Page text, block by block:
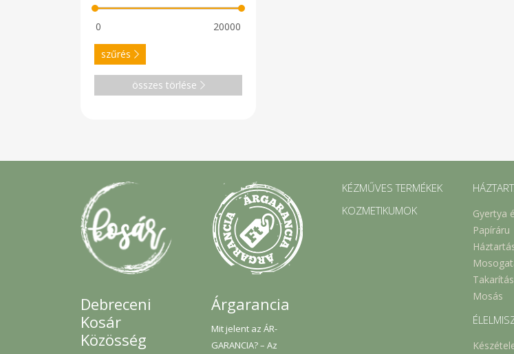
szűrés
összes törlése
Debreceni
Kosár
Közösség
Árgarancia
Mit jelent az ÁR-
GARANCIA? – Az
KÉZMŰVES TERMÉKEK
KOZMETIKUMOK
Gyertya
Papíráru
Mosás